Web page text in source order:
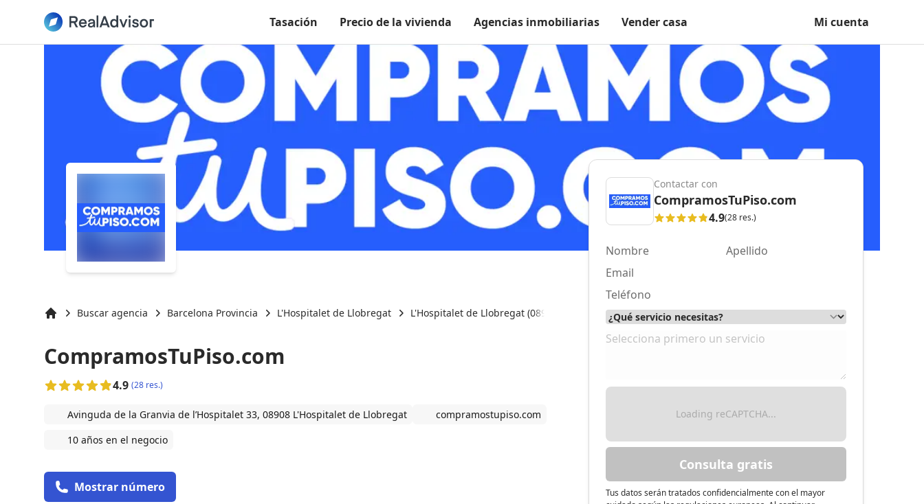
Tasación Precio de la vivienda Agencias inmobiliarias Vender casa Mi cuenta
Buscar agencia Barcelona Provincia L'Hospitalet de Llobregat L'Hospitalet de Llobregat (08908) CompramosTuPiso.com
CompramosTuPiso.com
4.9 (28 res.)
Avinguda de la Granvia de l’Hospitalet 33, 08908 L'Hospitalet de Llobregat
compramostupiso.com
10 años en el negocio
Mostrar número
Contactar con
CompramosTuPiso.com
4.9(28 res.)
Loading reCAPTCHA...
Consulta gratis
Tus datos serán tratados confidencialmente con el mayor